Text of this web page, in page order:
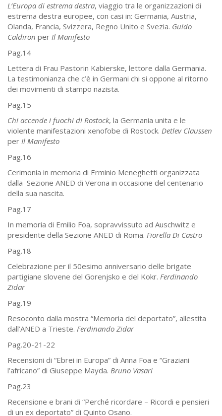
L’Europa di estrema destra, viaggio tra le organizzazioni di
estrema destra europee, con casi in: Germania, Austria,
Olanda, Francia, Svizzera, Regno Unito e Svezia. Guido
Caldiron per Il Manifesto
Pag.14
Lettera di Frau Pastorin Kabierske, lettore dalla Germania.
La testimonianza che c’è in Germani chi si oppone al ritorno
dei movimenti di stampo nazista.
Pag.15
Chi accende i fuochi di Rostock, la Germania unita e le
violente manifestazioni xenofobe di Rostock. Detlev Claussen
per Il Manifesto
Pag.16
Cerimonia in memoria di Erminio Meneghetti organizzata
dalla Sezione ANED di Verona in occasione del centenario
della sua nascita.
Pag.17
In memoria di Emilio Foa, sopravvissuto ad Auschwitz e
presidente della Sezione ANED di Roma. Fiorella Di Castro
Pag.18
Celebrazione per il 50esimo anniversario delle brigate
partigiane slovene del Gorenjsko e del Kokr. Ferdinando
Zidar
Pag.19
Resoconto dalla mostra “Memoria del deportato”, allestita
dall’ANED a Trieste. Ferdinando Zidar
Pag.20-21-22
Recensioni di “Ebrei in Europa” di Anna Foa e “Graziani
l’africano” di Giuseppe Mayda. Bruno Vasari
Pag.23
Recensione e brani di “Perché ricordare – Ricordi e pensieri
di un ex deportato” di Quinto Osano.